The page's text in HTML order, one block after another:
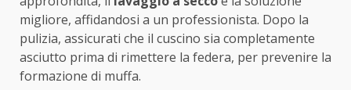
migliore, affidandosi a un professionista. Dopo la
pulizia, assicurati che il cuscino sia completamente
asciutto prima di rimettere la federa, per prevenire la
formazione di muffa.